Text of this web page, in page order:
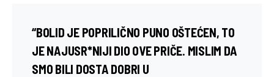
“BOLID JE POPRILIČNO PUNO OŠTEĆEN, TO
JE NAJUSR*NIJI DIO OVE PRIČE. MISLIM DA
SMO BILI DOSTA DOBRI U